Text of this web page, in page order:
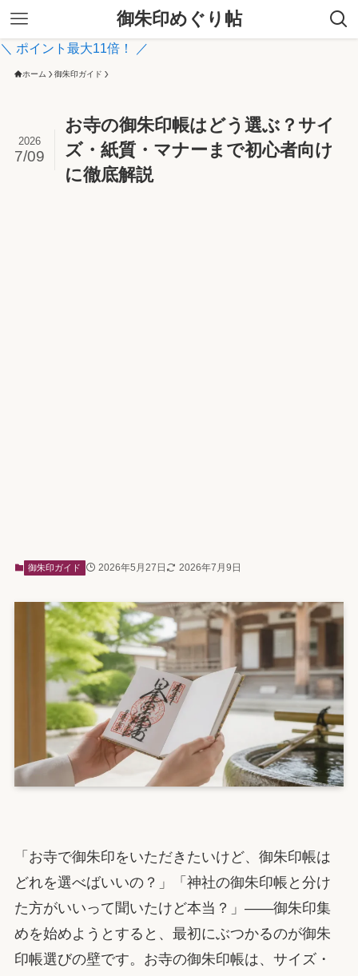
御朱印めぐり帖
＼ ポイント最大11倍！ ／
ホーム 御朱印ガイド
お寺の御朱印帳はどう選ぶ？サイ
ズ・紙質・マナーまで初心者向け
に徹底解説
2026
7/09
御朱印ガイド 2026年5月27日 2026年7月9日
「お寺で御朱印をいただきたいけど、御朱印帳は
どれを選べばいいの？」「神社の御朱印帳と分け
た方がいいって聞いたけど本当？」——御朱印集
めを始めようとすると、最初にぶつかるのが御朱
印帳選びの壁です。お寺の御朱印帳は、サイズ・